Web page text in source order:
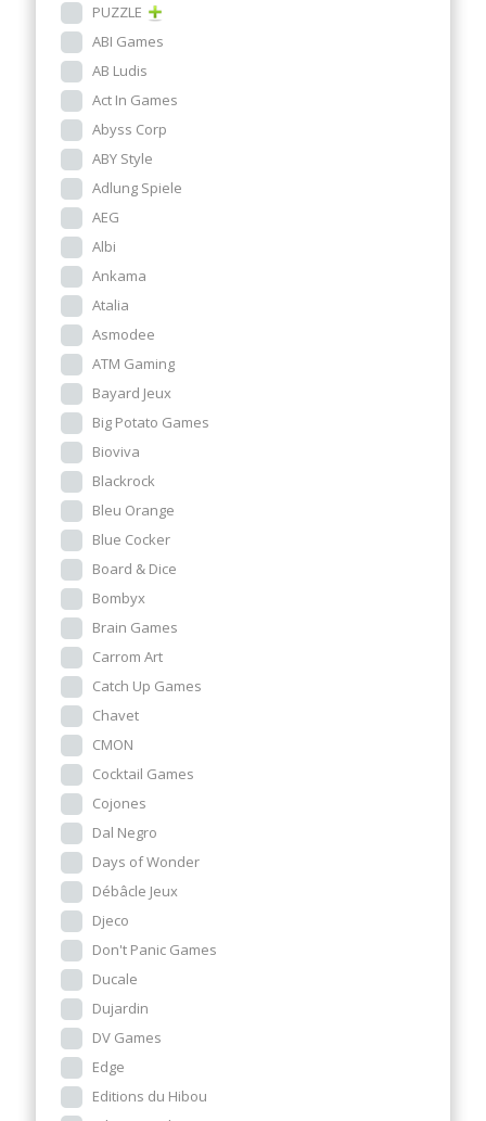
PUZZLE
ABI Games
AB Ludis
Act In Games
Abyss Corp
ABY Style
Adlung Spiele
AEG
Albi
Ankama
Atalia
Asmodee
ATM Gaming
Bayard Jeux
Big Potato Games
Bioviva
Blackrock
Bleu Orange
Blue Cocker
Board & Dice
Bombyx
Brain Games
Carrom Art
Catch Up Games
Chavet
CMON
Cocktail Games
Cojones
Dal Negro
Days of Wonder
Débâcle Jeux
Djeco
Don't Panic Games
Ducale
Dujardin
DV Games
Edge
Editions du Hibou